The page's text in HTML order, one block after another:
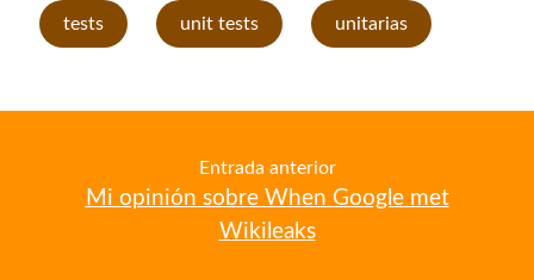
tests unit tests unitarias
Entrada anterior
Mi opinión sobre When Google met
Wikileaks